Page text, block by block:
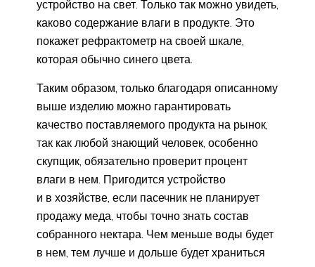
устройство на свет. Только так можно увидеть,
каково содержание влаги в продукте. Это
покажет рефрактометр на своей шкале,
которая обычно синего цвета.
Таким образом, только благодаря описанному
выше изделию можно гарантировать
качество поставляемого продукта на рынок,
так как любой знающий человек, особенно
скупщик, обязательно проверит процент
влаги в нем. Пригодится устройство
и в хозяйстве, если пасечник не планирует
продажу меда, чтобы точно знать состав
собранного нектара. Чем меньше воды будет
в нем, тем лучше и дольше будет храниться